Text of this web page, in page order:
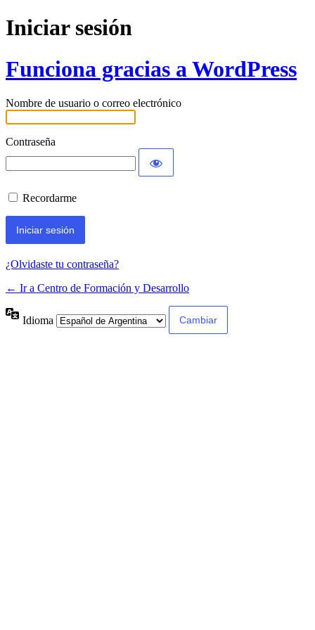
Iniciar sesión
Funciona gracias a WordPress
Nombre de usuario o correo electrónico
Contraseña
Recordarme
¿Olvidaste tu contraseña?
← Ir a Centro de Formación y Desarrollo
Idioma